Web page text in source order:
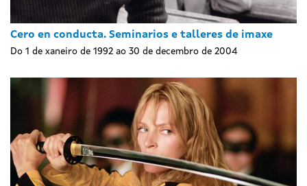
Cero en conducta. Seminarios e talleres de imaxe
Do 1 de xaneiro de 1992 ao 30 de decembro de 2004